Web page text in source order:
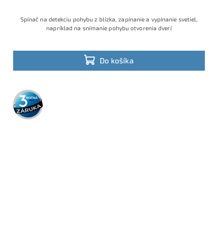
Do košíka
Spínač na detekciu pohybu z blízka, zapínanie a vypínanie svetiel,
napríklad na snímanie pohybu otvorenia dverí
3 roky
záruka